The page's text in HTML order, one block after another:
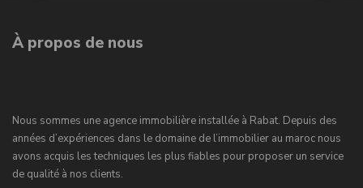
À propos de nous
Nous sommes une agence immobilière installée à Rabat. Depuis des
années d’expériences dans le domaine de l’immobilier au maroc nous
avons acquis les techniques les plus fiables pour proposer un service
de qualité à nos clients.